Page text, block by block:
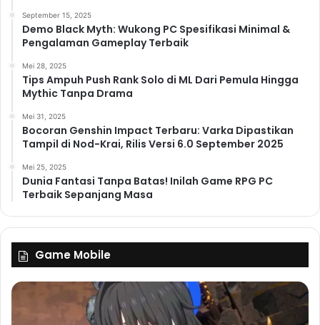
September 15, 2025
Demo Black Myth: Wukong PC Spesifikasi Minimal &
Pengalaman Gameplay Terbaik
Mei 28, 2025
Tips Ampuh Push Rank Solo di ML Dari Pemula Hingga
Mythic Tanpa Drama
Mei 31, 2025
Bocoran Genshin Impact Terbaru: Varka Dipastikan
Tampil di Nod-Krai, Rilis Versi 6.0 September 2025
Mei 25, 2025
Dunia Fantasi Tanpa Batas! Inilah Game RPG PC
Terbaik Sepanjang Masa
Game Mobile